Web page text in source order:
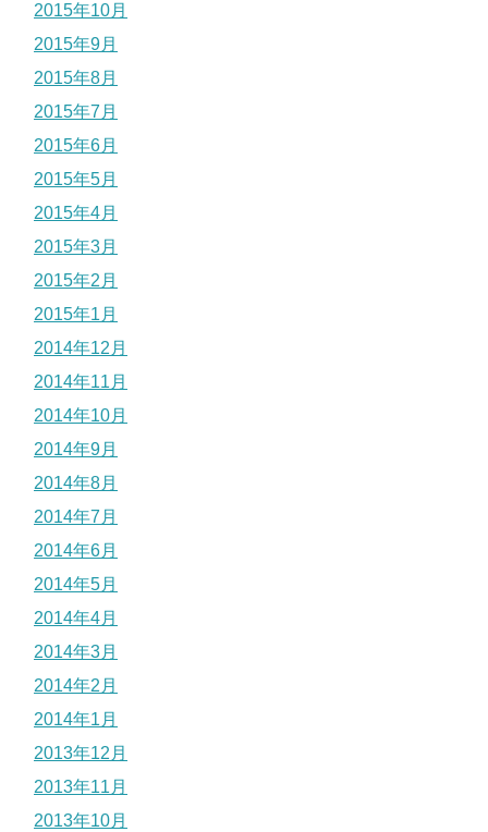
2015年10月
2015年9月
2015年8月
2015年7月
2015年6月
2015年5月
2015年4月
2015年3月
2015年2月
2015年1月
2014年12月
2014年11月
2014年10月
2014年9月
2014年8月
2014年7月
2014年6月
2014年5月
2014年4月
2014年3月
2014年2月
2014年1月
2013年12月
2013年11月
2013年10月